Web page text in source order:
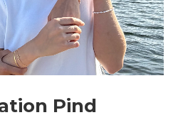
Pind